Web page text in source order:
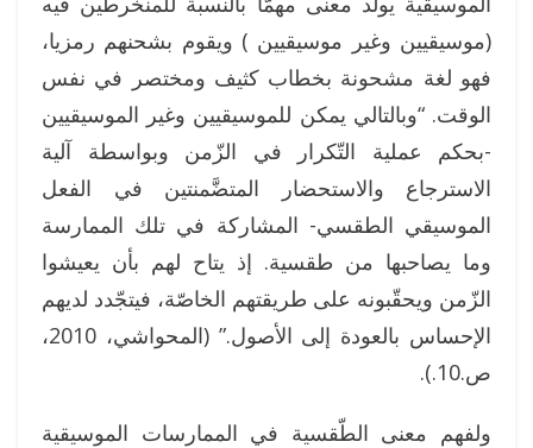
(موسيقيين وغير موسيقيين ) ويقوم بشحنهم رمزيا،
فهو لغة مشحونة بخطاب كثيف ومختصر في نفس
الوقت. “وبالتالي يمكن للموسيقيين وغير الموسيقيين
-بحكم عملية التّكرار في الزّمن وبواسطة آلية
الاسترجاع والاستحضار المتضَّمنتين في الفعل
الموسيقي الطقسي- المشاركة في تلك الممارسة
وما يصاحبها من طقسية. إذ يتاح لهم بأن يعيشوا
الزّمن ويحقّبونه على طريقتهم الخاصّة، فيتجّدد لديهم
الإحساس بالعودة إلى الأصول.” (المحواشي، 2010،
ص.10.).
ولفهم معنى الطّقسية في الممارسات الموسيقية